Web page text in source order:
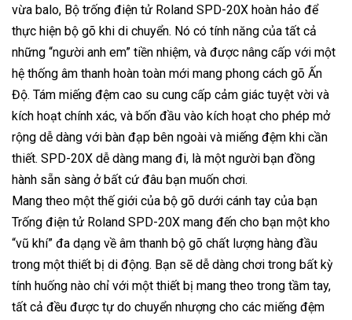
vừa balo, Bộ trống điện tử Roland SPD-20X hoàn hảo để
thực hiện bộ gõ khi di chuyển. Nó có tính năng của tất cả
những “người anh em” tiền nhiệm, và được nâng cấp với một
hệ thống âm thanh hoàn toàn mới mang phong cách gõ Ấn
Độ. Tám miếng đệm cao su cung cấp cảm giác tuyệt vời và
kích hoạt chính xác, và bốn đầu vào kích hoạt cho phép mở
rộng dễ dàng với bàn đạp bên ngoài và miếng đệm khi cần
thiết. SPD-20X dễ dàng mang đi, là một người bạn đồng
hành sẵn sàng ở bất cứ đâu bạn muốn chơi.
Mang theo một thế giới của bộ gõ dưới cánh tay của bạn
Trống điện tử Roland SPD-20X mang đến cho bạn một kho
“vũ khí” đa dạng về âm thanh bộ gõ chất lượng hàng đầu
trong một thiết bị di động. Bạn sẽ dễ dàng chơi trong bất kỳ
tính huống nào chỉ với một thiết bị mang theo trong tầm tay,
tất cả đều được tự do chuyển nhượng cho các miếng đệm